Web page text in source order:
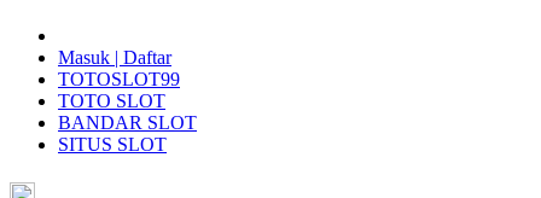
Masuk | Daftar
TOTOSLOT99
TOTO SLOT
BANDAR SLOT
SITUS SLOT